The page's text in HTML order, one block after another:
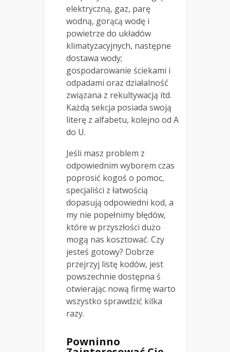
elektryczną, gaz, parę
wodną, gorącą wodę i
powietrze do układów
klimatyzacyjnych, następne
dostawa wody;
gospodarowanie ściekami i
odpadami oraz działalność
związana z rekultywacją itd.
Każdą sekcja posiada swoją
literę z alfabetu, kolejno od A
do U.
Jeśli masz problem z
odpowiednim wyborem czas
poprosić kogoś o pomoc,
specjaliści z łatwością
dopasują odpowiedni kod, a
my nie popełnimy błędów,
które w przyszłości dużo
mogą nas kosztować. Czy
jesteś gotowy? Dobrze
przejrzyj listę kodów, jest
powszechnie dostępna ś
otwierając nową firmę warto
wszystko sprawdzić kilka
razy.
Powninno